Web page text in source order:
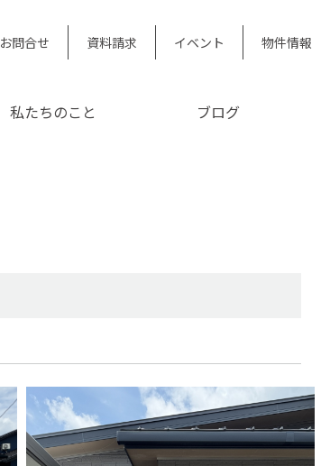
お問合せ 資料請求 イベント 物件情報
私たちのこと ブログ